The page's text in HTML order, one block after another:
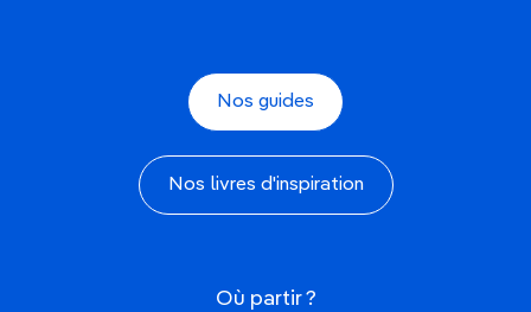
Nos guides
Nos livres d'inspiration
Où partir ?